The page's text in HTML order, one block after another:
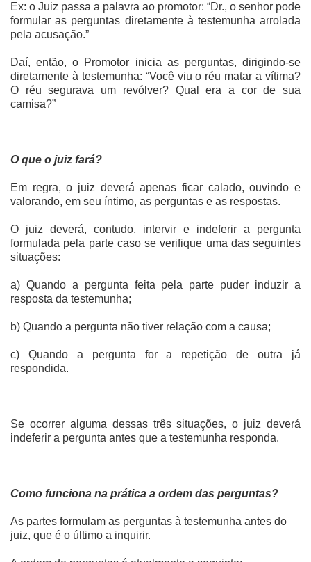
Ex: o Juiz passa a palavra ao promotor: “Dr., o senhor pode
formular as perguntas diretamente à testemunha arrolada
pela acusação.”
Daí, então, o Promotor inicia as perguntas, dirigindo-se
diretamente à testemunha: “Você viu o réu matar a vítima?
O réu segurava um revólver? Qual era a cor de sua
camisa?”
O que o juiz fará?
Em regra, o juiz deverá apenas ficar calado, ouvindo e
valorando, em seu íntimo, as perguntas e as respostas.
O juiz deverá, contudo, intervir e indeferir a pergunta
formulada pela parte caso se verifique uma das seguintes
situações:
a) Quando a pergunta feita pela parte puder induzir a
resposta da testemunha;
b) Quando a pergunta não tiver relação com a causa;
c) Quando a pergunta for a repetição de outra já
respondida.
Se ocorrer alguma dessas três situações, o juiz deverá
indeferir a pergunta antes que a testemunha responda.
Como funciona na prática a ordem das perguntas?
As partes formulam as perguntas à testemunha antes do
juiz, que é o último a inquirir.